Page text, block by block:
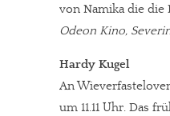
von Namika die die
Odeon Kino,
Hardy Kugel
An
um 11.11 Uhr. Das